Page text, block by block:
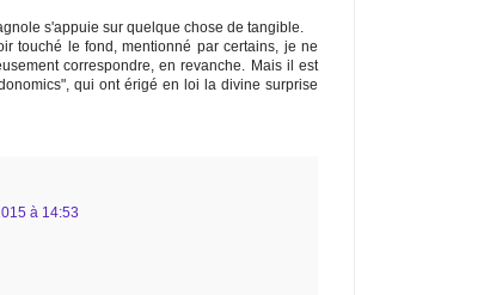
s'appuie sur quelque chose de tangible.
touché le fond, mentionné par certains, je ne
correspondre, en revanche. Mais il est
qui ont érigé en loi la divine surprise
à 14:53